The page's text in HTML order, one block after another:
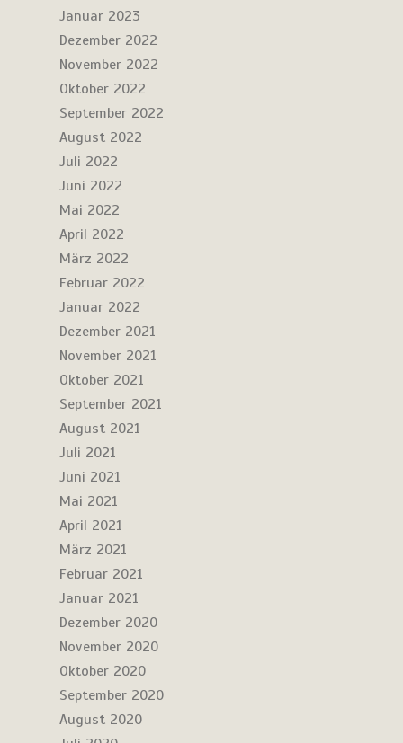
Januar 2023
Dezember 2022
November 2022
Oktober 2022
September 2022
August 2022
Juli 2022
Juni 2022
Mai 2022
April 2022
März 2022
Februar 2022
Januar 2022
Dezember 2021
November 2021
Oktober 2021
September 2021
August 2021
Juli 2021
Juni 2021
Mai 2021
April 2021
März 2021
Februar 2021
Januar 2021
Dezember 2020
November 2020
Oktober 2020
September 2020
August 2020